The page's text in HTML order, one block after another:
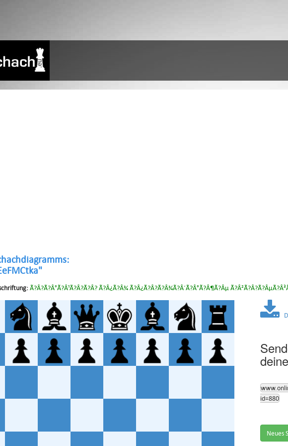
Ã?Â?Ã?Â°Ã?Â¹Ã?Â?Ã?Â? Ã?Â¿Ã?Â¾ Ã?Â¿Ã?Â?Ã?Â¾Ã?Â´Ã?Â°Ã?Â¶Ã?Âµ
id=880
Neues